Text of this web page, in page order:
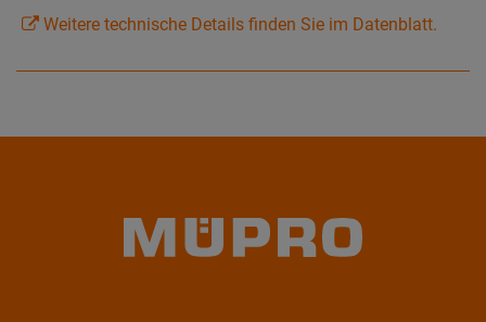
Weitere technische Details finden Sie im Datenblatt.